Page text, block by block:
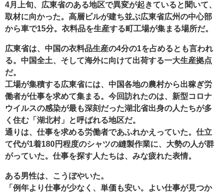
4月上旬、広東省のある地区で異変が起きていると聞いて、
取材に向かった。高層ビルが建ち並ぶ広東省広州の中心部
から車で15分。衣料品を生産する町工場が集まる場所だ。
広東省は、中国の衣料品生産の4分の1を占めるとも言われ
る。中国全土、そして海外に向けて出荷する一大生産拠点
だ。
工場が集積する広東省には、中国各地の農村から出稼ぎ労
働者が仕事を求めて集まる。今回訪れたのは、新型コロナ
ウイルスの感染が最も深刻だった湖北省出身の人たちが多
く住む「湖北村」と呼ばれる地区だ。
通りは、仕事を求める労働者であふれかえっていた。仕立
て代が1着180円程度のシャツの縫製作業に、大勢の人が群
がっていた。仕事を探す人たちは、みな疲れた表情。
ある男性は、こうぼやいた。
「例年より仕事が少なく、単価も安い。よい仕事が見つか